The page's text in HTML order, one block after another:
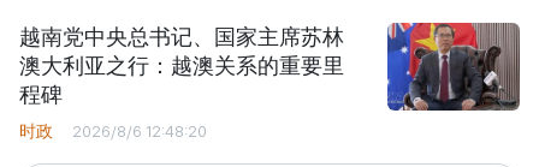
越南党中央总书记、国家主席苏林
澳大利亚之行：越澳关系的重要里
程碑
时政 2026/8/6 12:48:20